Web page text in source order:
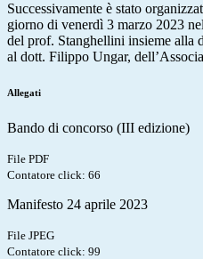
Successivamente è stato
giorno di venerdì 3 marzo 2023
del prof. Stanghellini insieme alla
al dott. Filippo Ungar,
Allegati
Bando di concorso (III edizione)
File PDF
Contatore click: 66
Manifesto 24 aprile 2023
File JPEG
Contatore click: 99